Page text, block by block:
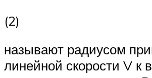
(2)
называют радиусом
линейной скорости V к